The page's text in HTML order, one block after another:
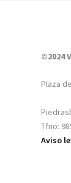
©2024
Plaza
Tfno:
Aviso